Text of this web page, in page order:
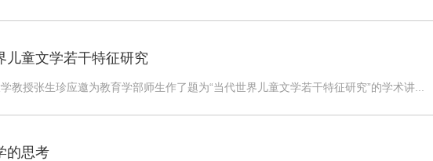
儿童文学若干特征研究
教授张生珍应邀为教育学部师生作了题为“当代世界儿童文学若干特征研究”的学术讲...
的思考